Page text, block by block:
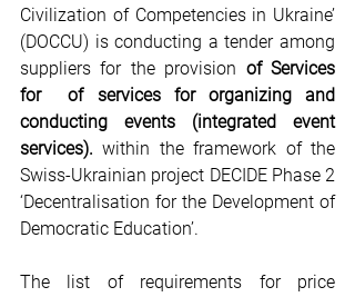
Civilization of Competencies in Ukraine’
(DOСCU) is conducting a tender among
suppliers for the provision of Services
for  of services for organizing and
conducting events (integrated event
services). within the framework of the
Swiss-Ukrainian project DECIDE Phase 2
‘Decentralisation for the Development of
Democratic Education’.
The list of requirements for price